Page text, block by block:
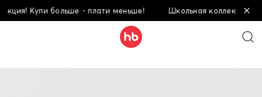
Купи больше - плати меньше! Школьная коллекция!